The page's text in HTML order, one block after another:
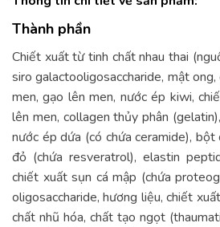
Thành phần
Chiết xuất từ tinh chất nhau thai
siro galactooligosaccharide, mật
men, gạo lên men, nước ép kiwi,
lên men, collagen thủy phân
nước ép dứa (có chứa ceramide),
đỏ (chứa resveratrol), elastin
chiết xuất sụn cá mập (chứa
oligosaccharide, hương liệu, chiết
chất nhũ hóa, chất tạo ngọt